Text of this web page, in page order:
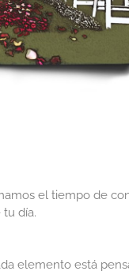
el tiempo de
día.
elemento está